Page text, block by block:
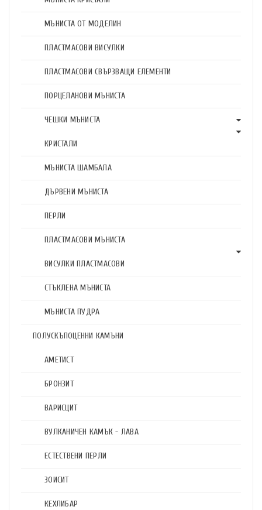
МЪНИСТА ОТ МОДЕЛИН
ПЛАСТМАСОВИ ВИСУЛКИ
ПЛАСТМАСОВИ СВЪРЗВАЩИ ЕЛЕМЕНТИ
ПОРЦЕЛАНОВИ МЪНИСТА
ЧЕШКИ МЪНИСТА
КРИСТАЛИ
МЪНИСТА ШАМБАЛА
ДЪРВЕНИ МЪНИСТА
ПЕРЛИ
ПЛАСТМАСОВИ МЪНИСТА
ВИСУЛКИ ПЛАСТМАСОВИ
СТЪКЛЕНА МЪНИСТА
МЪНИСТА ПУДРА
ПОЛУСКЪПОЦЕННИ КАМЪНИ
АМЕТИСТ
БРОНЗИТ
ВАРИСЦИТ
ВУЛКАНИЧЕН КАМЪК - ЛАВА
ЕСТЕСТВЕНИ ПЕРЛИ
ЗОИСИТ
КЕХЛИБАР